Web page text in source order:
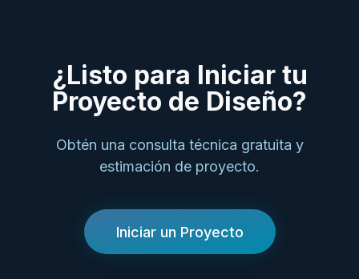
¿Listo para Iniciar tu
Proyecto de Diseño?
Obtén una consulta técnica gratuita y
estimación de proyecto.
Iniciar un Proyecto